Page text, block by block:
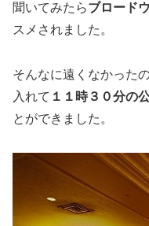
聞いてみたらブロード
スメされました。
そんなに遠くなかった
入れて １１時３０分の
とができました。